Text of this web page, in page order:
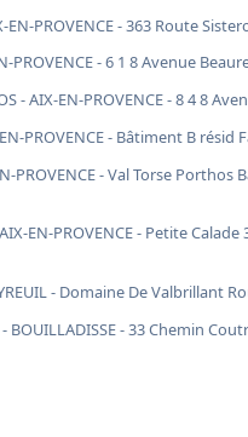
EN-PROVENCE - 363 Route
PROVENCE - 6 1 8 Avenue
- AIX-EN-PROVENCE - 8 4 8
PROVENCE - Bâtiment B
PROVENCE - Val Torse
AIX-EN-PROVENCE - Petite
- Domaine De Valbrillant
- BOUILLADISSE - 33 Chemin